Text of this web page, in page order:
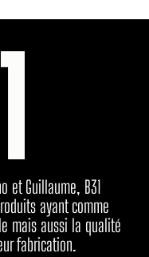
et Guillaume, B31
ayant comme
mais aussi la qualité
fabrication.